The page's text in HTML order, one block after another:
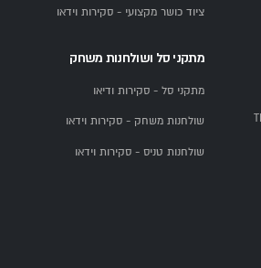
ציוד כושר מקצועי - סקירות וידאו
מתקני סל ושולחנות משחק
מתקני סל - סקירות ודיאו
שולחנות משחק - סקירות וידאו
שולחנות טניס - סקירות וידאו